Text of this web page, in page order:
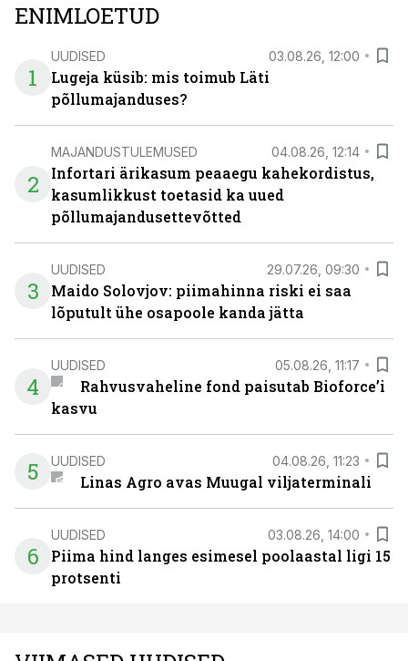
ENIMLOETUD
1
UUDISED 03.08.26, 12:00
Lugeja küsib: mis toimub Läti
põllumajanduses?
2
MAJANDUSTULEMUSED 04.08.26, 12:14
Infortari ärikasum peaaegu kahekordistus,
kasumlikkust toetasid ka uued
põllumajandusettevõtted
3
UUDISED 29.07.26, 09:30
Maido Solovjov: piimahinna riski ei saa
lõputult ühe osapoole kanda jätta
4
UUDISED 05.08.26, 11:17
Rahvusvaheline fond paisutab Bioforce’i
kasvu
5 UUDISED 04.08.26, 11:23
Linas Agro avas Muugal viljaterminali
6
UUDISED 03.08.26, 14:00
Piima hind langes esimesel poolaastal ligi 15
protsenti